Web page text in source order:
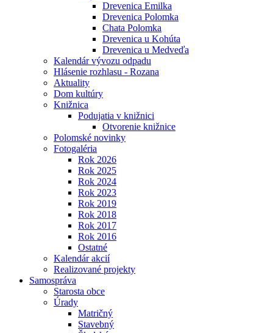
Drevenica Emilka
Drevenica Polomka
Chata Polomka
Drevenica u Kohúta
Drevenica u Medveďa
Kalendár vývozu odpadu
Hlásenie rozhlasu - Rozana
Aktuality
Dom kultúry
Knižnica
Podujatia v knižnici
Otvorenie knižnice
Polomské novinky
Fotogaléria
Rok 2026
Rok 2025
Rok 2024
Rok 2023
Rok 2019
Rok 2018
Rok 2017
Rok 2016
Ostatné
Kalendár akcií
Realizované projekty
Samospráva
Starosta obce
Úrady
Matričný
Stavebný